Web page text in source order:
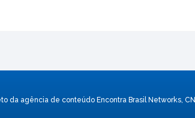
da agência de conteúdo Encontra Brasil Networks,